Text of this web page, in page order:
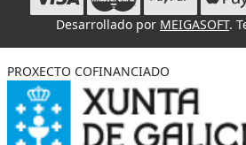
Desarrollado por MEIGASOFT.
PROXECTO COFINANCIADO